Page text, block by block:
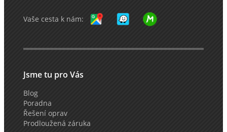
Vaše cesta k nám:
Jsme tu pro Vás
Blog
Poradna
Řešení oprav
Prodloužená záruka